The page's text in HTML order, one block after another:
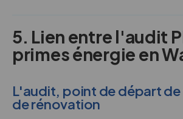
5. Lien entre l'audit
primes énergie en
L'audit, point de départ
de rénovation